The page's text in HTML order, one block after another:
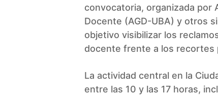
convocatoria, organizada por
Docente (AGD-UBA) y otros
objetivo visibilizar los
docente frente a los recortes
La actividad central en la
entre las 10 y las 17 horas,